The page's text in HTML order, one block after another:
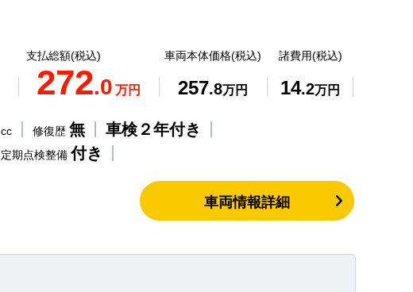
支払総額(税込)
272.0 万円
車両本体価格(税込)
257.8万円
諸費用(税込)
14.2万円
cc 修復歴 無 車検２年付き
定期点検整備付き
車両情報詳細